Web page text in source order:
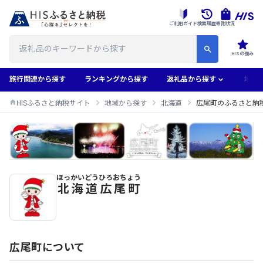
HISの強み
ご利用ガイド検索履歴寄附状況
旅行関連から探す ランキングから探す 返礼品から探す 地域
HISふるさと納税サイト 地域から探す 北海道 広尾町のふるさと納
広尾町のふるさと納税返礼品一覧
北海道
ほっかいどう
広尾町
ひろおちょう
広尾町について